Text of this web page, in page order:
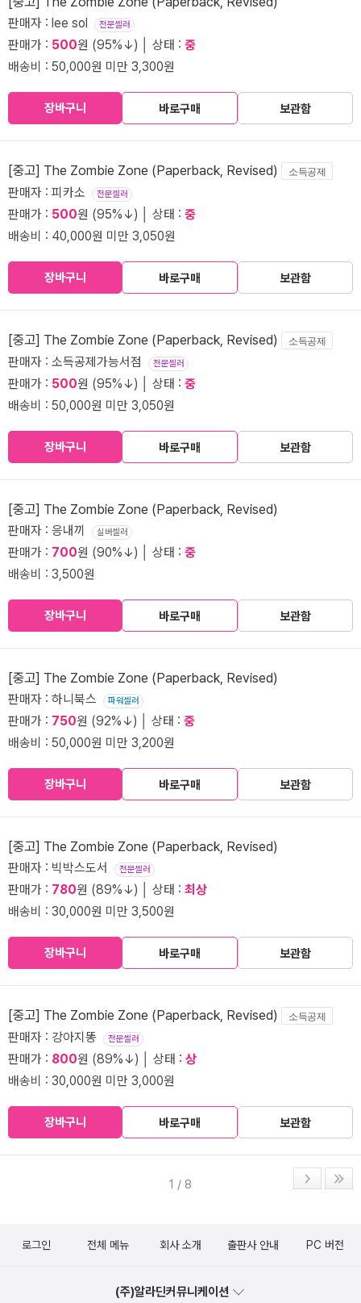
판매자 : lee sol 전문셀러
판매가 : 500원 (95%↓) │ 상태 : 중
배송비 : 50,000원 미만 3,300원
장바구니 바로구매 보관함
[중고] The Zombie Zone (Paperback, Revised) 소득공제
판매자 : 피카소 전문셀러
판매가 : 500원 (95%↓) │ 상태 : 중
배송비 : 40,000원 미만 3,050원
장바구니 바로구매 보관함
[중고] The Zombie Zone (Paperback, Revised) 소득공제
판매자 : 소득공제가능서점 전문셀러
판매가 : 500원 (95%↓) │ 상태 : 중
배송비 : 50,000원 미만 3,050원
장바구니 바로구매 보관함
[중고] The Zombie Zone (Paperback, Revised)
판매자 : 응내끼 실버셀러
판매가 : 700원 (90%↓) │ 상태 : 중
배송비 : 3,500원
장바구니 바로구매 보관함
[중고] The Zombie Zone (Paperback, Revised)
판매자 : 하니북스 파워셀러
판매가 : 750원 (92%↓) │ 상태 : 중
배송비 : 50,000원 미만 3,200원
장바구니 바로구매 보관함
[중고] The Zombie Zone (Paperback, Revised)
판매자 : 빅박스도서 전문셀러
판매가 : 780원 (89%↓) │ 상태 : 최상
배송비 : 30,000원 미만 3,500원
장바구니 바로구매 보관함
[중고] The Zombie Zone (Paperback, Revised) 소득공제
판매자 : 강아지똥 전문셀러
판매가 : 800원 (89%↓) │ 상태 : 상
배송비 : 30,000원 미만 3,000원
장바구니 바로구매 보관함
1 / 8
로그인 전체 메뉴 회사 소개 출판사 안내 PC 버전
(주)알라딘커뮤니케이션